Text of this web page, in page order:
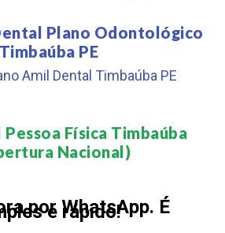
Plano Odontológico
Timbaúba PE
Amil Dental Timbaúba PE
Física Timbaúba
Nacional)​
por WhatsApp. É
e rápido!